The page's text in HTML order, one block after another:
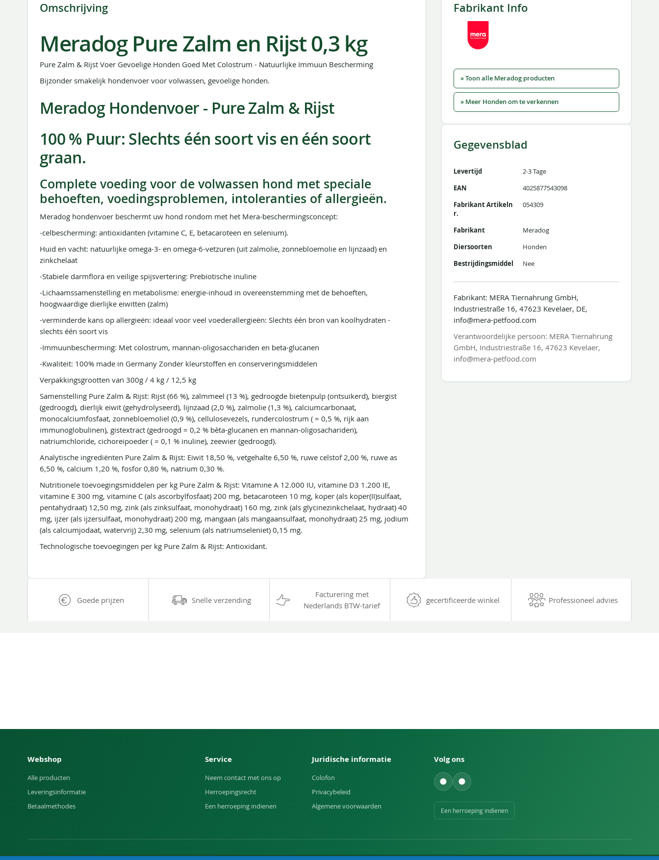
Omschrijving
Meradog Pure Zalm en Rijst 0,3 kg
Pure Zalm & Rijst Voer Gevoelige Honden Goed Met Colostrum - Natuurlijke Immuun Bescherming
Bijzonder smakelijk hondenvoer voor volwassen, gevoelige honden.
Meradog Hondenvoer - Pure Zalm & Rijst
100 % Puur: Slechts één soort vis en één soort
graan.
Complete voeding voor de volwassen hond met speciale
behoeften, voedingsproblemen, intoleranties of allergieën.
Meradog hondenvoer beschermt uw hond rondom met het Mera-beschermingsconcept:
-celbescherming: antioxidanten (vitamine C, E, betacaroteen en selenium).
Huid en vacht: natuurlijke omega-3- en omega-6-vetzuren (uit zalmolie, zonnebloemolie en lijnzaad) en
zinkchelaat
-Stabiele darmflora en veilige spijsvertering: Prebiotische inuline
-Lichaamssamenstelling en metabolisme: energie-inhoud in overeenstemming met de behoeften,
hoogwaardige dierlijke eiwitten (zalm)
-verminderde kans op allergieën: ideaal voor veel voederallergieën: Slechts één bron van koolhydraten -
slechts één soort vis
-Immuunbescherming: Met colostrum, mannan-oligosacchariden en beta-glucanen
-Kwaliteit: 100% made in Germany Zonder kleurstoffen en conserveringsmiddelen
Verpakkingsgrootten van 300g / 4 kg / 12,5 kg
Samenstelling Pure Zalm & Rijst: Rijst (66 %), zalmmeel (13 %), gedroogde bietenpulp (ontsuikerd), biergist
(gedroogd), dierlijk eiwit (gehydrolyseerd), lijnzaad (2,0 %), zalmolie (1,3 %), calciumcarbonaat,
monocalciumfosfaat, zonnebloemoliel (0,9 %), cellulosevezels, rundercolostrum ( = 0,5 %, rijk aan
immunoglobulinen), gistextract (gedroogd = 0,2 % bèta-glucanen en mannan-oligosachariden),
natriumchloride, cichoreipoeder ( = 0,1 % inuline), zeewier (gedroogd).
Analytische ingrediënten Pure Zalm & Rijst: Eiwit 18,50 %, vetgehalte 6,50 %, ruwe celstof 2,00 %, ruwe as
6,50 %, calcium 1,20 %, fosfor 0,80 %, natrium 0,30 %.
Nutritionele toevoegingsmiddelen per kg Pure Zalm & Rijst: Vitamine A 12.000 IU, vitamine D3 1.200 IE,
vitamine E 300 mg, vitamine C (als ascorbylfosfaat) 200 mg, betacaroteen 10 mg, koper (als koper(II)sulfaat,
pentahydraat) 12,50 mg, zink (als zinksulfaat, monohydraat) 160 mg, zink (als glycinezinkchelaat, hydraat) 40
mg, ijzer (als ijzersulfaat, monohydraat) 200 mg, mangaan (als mangaansulfaat, monohydraat) 25 mg, jodium
(als calciumjodaat, watervrij) 2,30 mg, selenium (als natriumseleniet) 0,15 mg.
Technologische toevoegingen per kg Pure Zalm & Rijst: Antioxidant.
Fabrikant Info
» Toon alle Meradog producten
» Meer Honden om te verkennen
Gegevensblad
Levertijd
2-3 Tage
EAN
4025877543098
Fabrikant Artikeln
r.
054309
Fabrikant
Meradog
Diersoorten
Honden
Bestrijdingsmiddel
Nee
Fabrikant: MERA Tiernahrung GmbH,
Industriestraße 16, 47623 Kevelaer, DE,
info@mera-petfood.com
Verantwoordelijke persoon: MERA Tiernahrung
GmbH, Industriestraße 16, 47623 Kevelaer,
info@mera-petfood.com
Goede prijzen Snelle verzending
Facturering met
Nederlands BTW-tarief
gecertificeerde winkel Professioneel advies
Webshop
Alle producten
Leveringsinformatie
Betaalmethodes
Service
Neem contact met ons op
Herroepingsrecht
Een herroeping indienen
Juridische informatie
Colofon
Privacybeleid
Algemene voorwaarden
Volg ons
Een herroeping indienen